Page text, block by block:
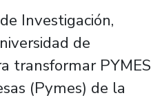
Investigación,
de
transformar PYMES
(Pymes) de la